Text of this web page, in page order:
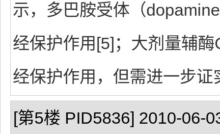
示，多巴胺受体（
经保护作用[5]；大剂量辅
经保护作用，但需进一步证
[第5楼 PID5836] 2010-06-